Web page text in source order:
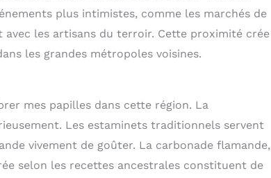
plus intimistes, comme les marchés de
les artisans du terroir. Cette proximité crée
les grandes métropoles voisines.
mes papilles dans cette région. La
Les estaminets traditionnels servent
vivement de goûter. La carbonade flamande,
selon les recettes ancestrales constituent de